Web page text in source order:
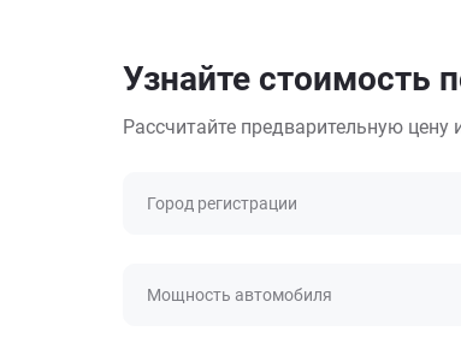
Узнайте стоимость
Рассчитайте предварительную
Город регистрации
Мощность автомобиля